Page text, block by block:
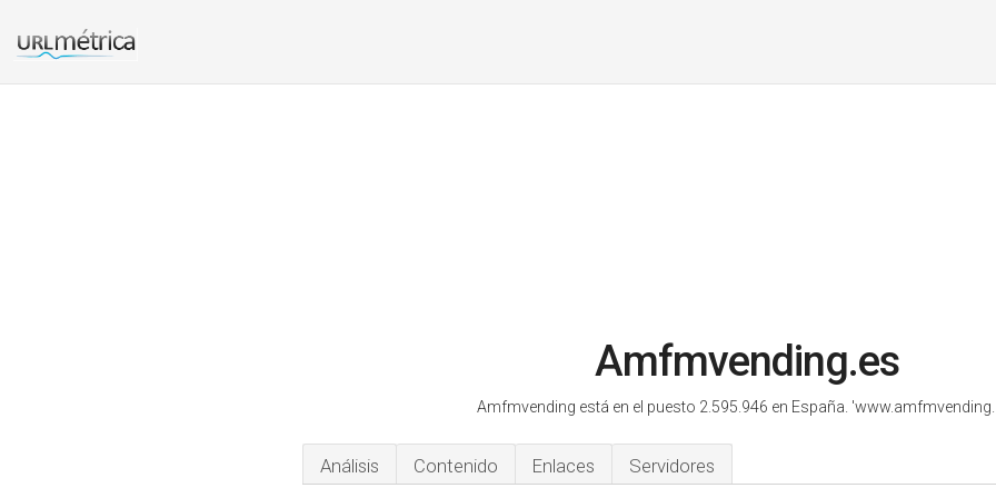
Amfmvending.es
Amfmvending está en el puesto 2.595.946 en España.
Análisis Contenido Enlaces Servidores